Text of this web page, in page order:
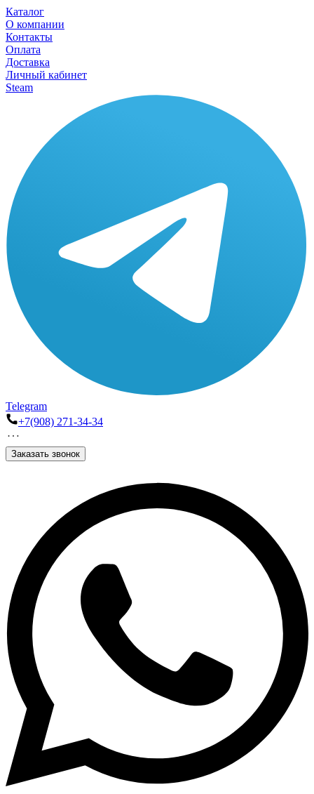
Каталог
О компании
Контакты
Оплата
Доставка
Личный кабинет
Steam
Telegram
+7(908) 271-34-34
Заказать звонок